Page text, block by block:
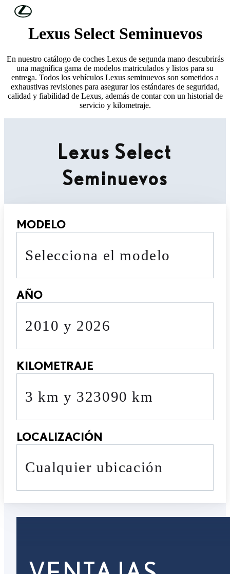
Skip to Main Content
Lexus Select Seminuevos
En nuestro catálogo de coches Lexus de segunda mano descubrirás
una magnífica gama de modelos matriculados y listos para su
entrega. Todos los vehículos Lexus seminuevos son sometidos a
exhaustivas revisiones para asegurar los estándares de seguridad,
calidad y fiabilidad de Lexus, además de contar con un historial de
servicio y kilometraje.
Lexus Select
Seminuevos
MODELO
Selecciona el modelo
AÑO
2010 y 2026
KILOMETRAJE
3 km y 323090 km
LOCALIZACIÓN
cualquier ubicación